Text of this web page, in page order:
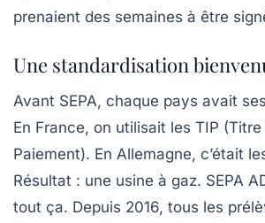
prenaient des semaines à être
Une standardisation
Avant SEPA, chaque pays avait
En France, on utilisait les TIP
Paiement). En Allemagne, c’était
Résultat : une usine à gaz. SEPA
tout ça. Depuis 2016, tous les